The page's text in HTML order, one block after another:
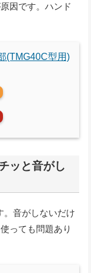
因です。ハンド
(TMG40C型用)
ッと音がし
。音がしないだけ
っても問題あり